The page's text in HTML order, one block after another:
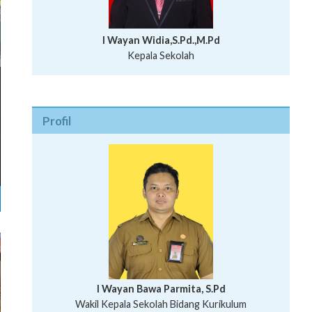
I Wayan Widia,S.Pd.,M.Pd
Kepala Sekolah
Profil
I Wayan Bawa Parmita, S.Pd
Wakil Kepala Sekolah Bidang Kurikulum
I Wayan Gede Aditya Pratita, S.Pd., M.Sn
Ni Wayan Nopi Sutantri, S.Pd.